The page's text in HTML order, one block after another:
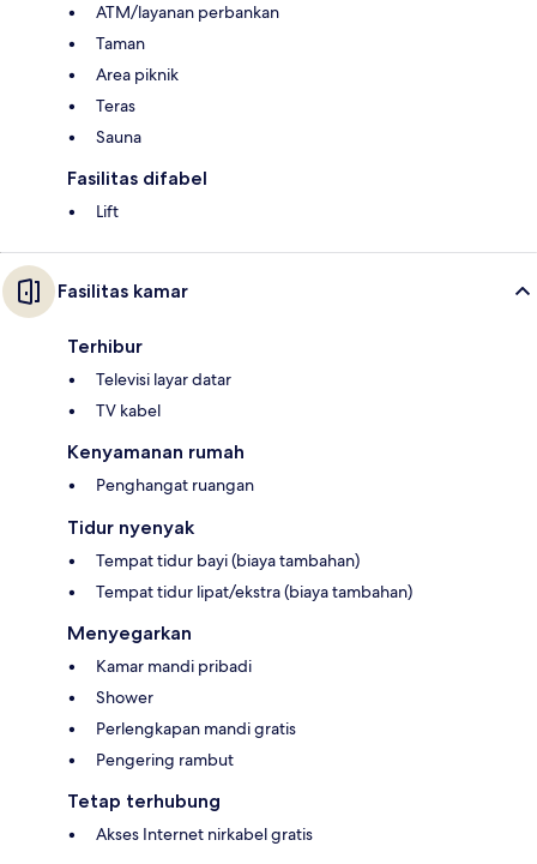
ATM/layanan perbankan
Taman
Area piknik
Teras
Sauna
Fasilitas difabel
Lift
Fasilitas kamar
Terhibur
Televisi layar datar
TV kabel
Kenyamanan rumah
Penghangat ruangan
Tidur nyenyak
Tempat tidur bayi (biaya tambahan)
Tempat tidur lipat/ekstra (biaya tambahan)
Menyegarkan
Kamar mandi pribadi
Shower
Perlengkapan mandi gratis
Pengering rambut
Tetap terhubung
Akses Internet nirkabel gratis